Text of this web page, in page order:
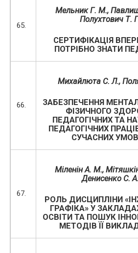
65.
Мельник Г. М.,
Полухтович Т.
СЕРТИФІКАЦІЯ
ПОТРІБНО ЗНАТИ
66.
Михайлюта С. Л.,
ЗАБЕЗПЕЧЕННЯ
ФІЗИЧНОГО
ПЕДАГОГІЧНИХ ТА
ПЕДАГОГІЧНИХ
СУЧАСНИХ
67.
Міленін А. М.,
Денисенко С. А.
РОЛЬ ДИСЦИПЛІНИ
ГРАФІКА» У
ОСВІТИ ТА ПОШУК
МЕТОДІВ ЇЇ